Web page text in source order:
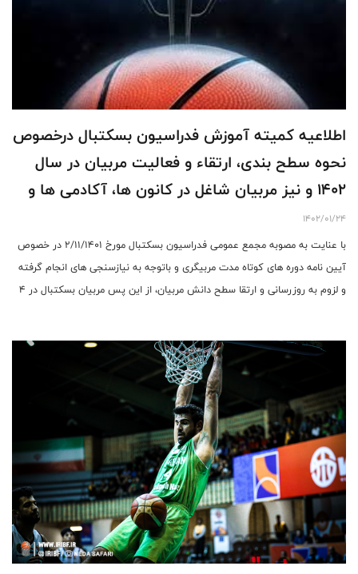
اطلاعیه کمیته آموزش فدراسیون بسکتبال درخصوص
نحوه سطح بندی، ارتقاء و فعالیت مربیان در سال
1402 و نیز مربیان شاغل در کانون ها، آکادمی ها و
مراکز آموزشی کشور
1402/01/24
با عنایت به مصوبه مجمع عمومی فدراسیون بسکتبال مورخ 2/11/1401 در خصوص
آیین نامه دوره های کوتاه مدت مربیگری و باتوجه به نیازسنجی های انجام گرفته
و لزوم به روزرسانی و ارتقا سطح دانش مربیان، از این پس مربیان بسکتبال در 4